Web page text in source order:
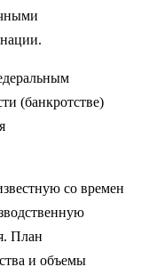
(банкротстве)
со времен
План
и объемы